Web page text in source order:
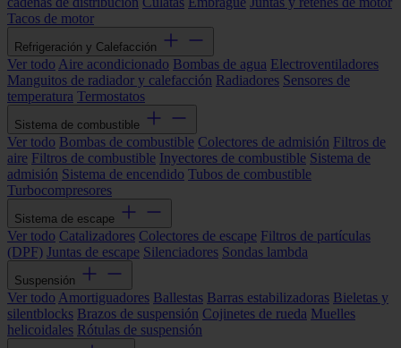
Tacos de motor
Refrigeración y Calefacción
Ver todo Aire acondicionado Bombas de agua Electroventiladores
Manguitos de radiador y calefacción Radiadores Sensores de
temperatura Termostatos
Sistema de combustible
Ver todo Bombas de combustible Colectores de admisión Filtros de
aire Filtros de combustible Inyectores de combustible Sistema de
admisión Sistema de encendido Tubos de combustible
Turbocompresores
Sistema de escape
Ver todo Catalizadores Colectores de escape Filtros de partículas
(DPF) Juntas de escape Silenciadores Sondas lambda
Suspensión
Ver todo Amortiguadores Ballestas Barras estabilizadoras Bieletas y
silentblocks Brazos de suspensión Cojinetes de rueda Muelles
helicoidales Rótulas de suspensión